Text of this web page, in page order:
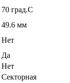
70 град.C
49.6 мм
Нет
Да
Нет
Секторная